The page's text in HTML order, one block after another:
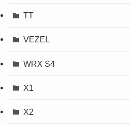
TT
VEZEL
WRX S4
X1
X2